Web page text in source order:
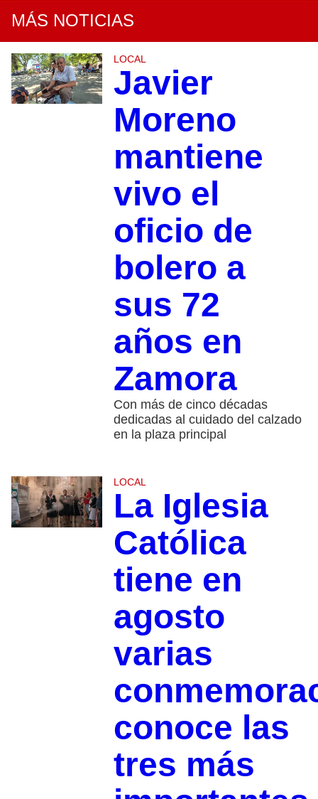
MÁS NOTICIAS
LOCAL
Javier
Moreno
mantiene
vivo el
oficio de
bolero a
sus 72
años en
Zamora
Con más de cinco décadas
dedicadas al cuidado del calzado
en la plaza principal
LOCAL
La Iglesia
Católica
tiene en
agosto
varias
conoce las
tres más